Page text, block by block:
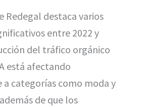
Redegal destaca varios
entre 2022 y
del tráfico orgánico
está afectando
categorías como moda y
de que los